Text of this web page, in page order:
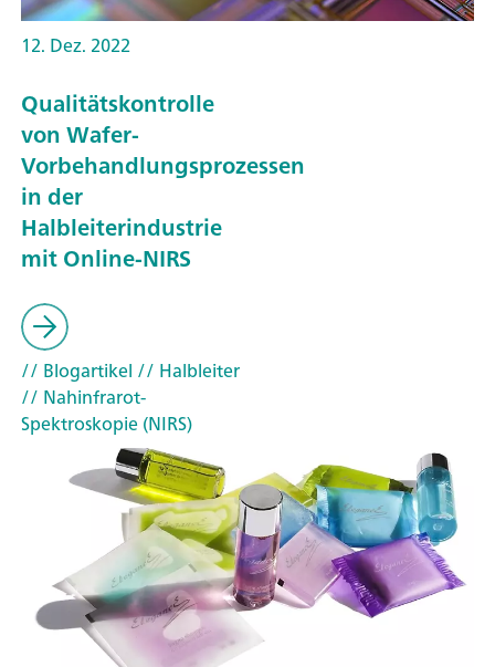
12. Dez. 2022
Qualitätskontrolle
von Wafer-
Vorbehandlungsprozessen
in der
Halbleiterindustrie
mit Online-NIRS
// Blogartikel // Halbleiter
// Nahinfrarot-
Spektroskopie (NIRS)